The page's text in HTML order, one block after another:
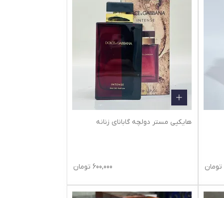
تومان
هایکپی مستر دولچه گابانای زنانه
600,000 تومان